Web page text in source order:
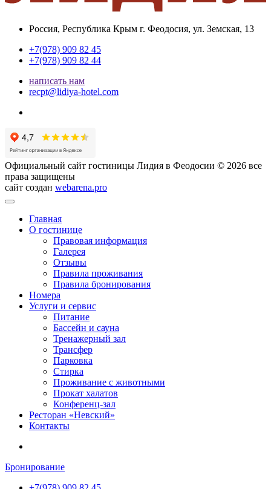
Россия, Республика Крым г. Феодосия, ул. Земская, 13
+7(978) 909 82 45
+7(978) 909 82 44
написать нам
recpt@lidiya-hotel.com
Официальный сайт гостиницы Лидия в Феодосии © 2026 все
права защищены
сайт создан webarena.pro
Главная
О гостинице
Правовая информация
Галерея
Отзывы
Правила проживания
Правила бронирования
Номера
Услуги и сервис
Питание
Бассейн и сауна
Тренажерный зал
Трансфер
Парковка
Стирка
Проживание с животными
Прокат халатов
Конференц-зал
Ресторан «Невский»
Контакты
Бронирование